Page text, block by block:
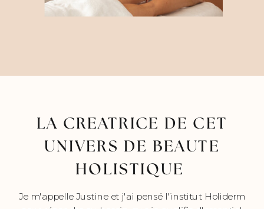
Je m'appelle Justine et j'ai pensé l'institut Holiderm
LA CREATRICE DE CET
UNIVERS DE BEAUTE
HOLISTIQUE